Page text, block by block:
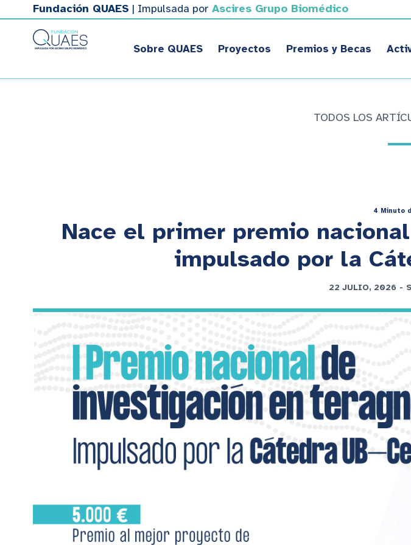
Fundación QUAES | Impulsada por Ascires Grupo Biomédico
Sobre QUAES Proyectos Premios y Becas
TODOS LOS
4 Minuto
Nace el primer premio
impulsado por la
22 JULIO, 2026 -